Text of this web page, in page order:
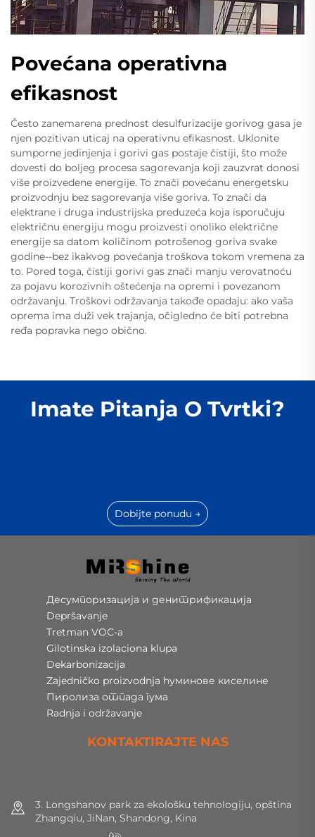
Povećana operativna
efikasnost
Često zanemarena prednost desulfurizacije gorivog gasa je
njen pozitivan uticaj na operativnu efikasnost. Uklonite
sumporne jedinjenja i gorivi gas postaje čistiji, što može
dovesti do boljeg procesa sagorevanja koji zauzvrat donosi
više proizvedene energije. To znači povećanu energetsku
proizvodnju bez sagorevanja više goriva. To znači da
elektrane i druga industrijska preduzeća koja isporučuju
električnu energiju mogu proizvesti onoliko električne
energije sa datom količinom potrošenog goriva svake
godine--bez ikakvog povećanja troškova tokom vremena za
to. Pored toga, čistiji gorivi gas znači manju verovatnoću
za pojavu korozivnih oštećenja na opremi i povezanom
održavanju. Troškovi održavanja takođe opadaju: ako vaša
oprema ima duži vek trajanja, očigledno će biti potrebna
ređa popravka nego obično.
Imate Pitanja O Tvrtki?
Dobijte ponudu →
Десумпоризација и денитрификација
Depršavanje
Tretman VOC-a
Gilotinska izolaciona klupa
Dekarbonizacija
Zajedničko proizvodnja hуминове киселине
Пиролиза отпада гума
Radnja i održavanje
KONTAKTIRAJTE NAS
3. Longshanov park za ekološku tehnologiju, opština
Zhangqiu, JiNan, Shandong, Kina